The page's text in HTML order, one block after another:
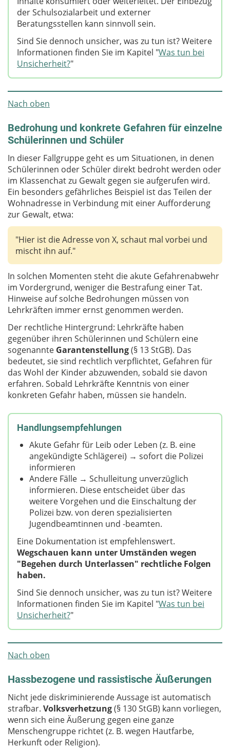
der Schulsozialarbeit und externer
Beratungsstellen kann sinnvoll sein.
Sind Sie dennoch unsicher, was zu tun ist? Weitere
Informationen finden Sie im Kapitel "Was tun bei
Unsicherheit?"
Nach oben
Bedrohung und konkrete Gefahren für einzelne
Schülerinnen und Schüler
In dieser Fallgruppe geht es um Situationen, in denen
Schülerinnen oder Schüler direkt bedroht werden oder
im Klassenchat zu Gewalt gegen sie aufgerufen wird.
Ein besonders gefährliches Beispiel ist das Teilen der
Wohnadresse in Verbindung mit einer Aufforderung
zur Gewalt, etwa:
"Hier ist die Adresse von X, schaut mal vorbei und
mischt ihn auf."
In solchen Momenten steht die akute Gefahrenabwehr
im Vordergrund, weniger die Bestrafung einer Tat.
Hinweise auf solche Bedrohungen müssen von
Lehrkräften immer ernst genommen werden.
Der rechtliche Hintergrund: Lehrkräfte haben
gegenüber ihren Schülerinnen und Schülern eine
sogenannte Garantenstellung(§ 13 StGB). Das
bedeutet, sie sind rechtlich verpflichtet, Gefahren für
das Wohl der Kinder abzuwenden, sobald sie davon
erfahren. Sobald Lehrkräfte Kenntnis von einer
konkreten Gefahr haben, müssen sie handeln.
Handlungsempfehlungen
Akute Gefahr für Leib oder Leben (z. B. eine
angekündigte Schlägerei) → sofort die Polizei
informieren
Andere Fälle → Schulleitung unverzüglich
informieren. Diese entscheidet über das
weitere Vorgehen und die Einschaltung der
Polizei bzw. von deren spezialisierten
Jugendbeamtinnen und -beamten.
Eine Dokumentation ist empfehlenswert.
Wegschauen kann unter Umständen wegen
"Begehen durch Unterlassen" rechtliche Folgen
haben.
Sind Sie dennoch unsicher, was zu tun ist? Weitere
Informationen finden Sie im Kapitel "Was tun bei
Unsicherheit?"
Nach oben
Hassbezogene und rassistische Äußerungen
Nicht jede diskriminierende Aussage ist automatisch
strafbar. Volksverhetzung(§ 130 StGB) kann vorliegen,
wenn sich eine Äußerung gegen eine ganze
Menschengruppe richtet (z. B. wegen Hautfarbe,
Herkunft oder Religion).